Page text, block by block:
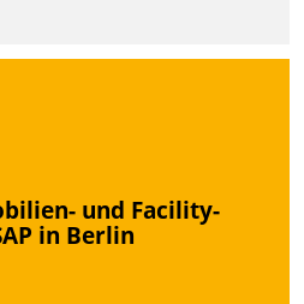
und Facility-
in Berlin